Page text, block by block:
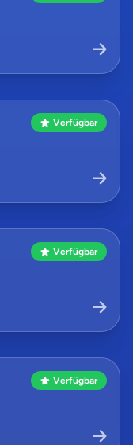
Verfügbar
Verfügbar
Verfügbar